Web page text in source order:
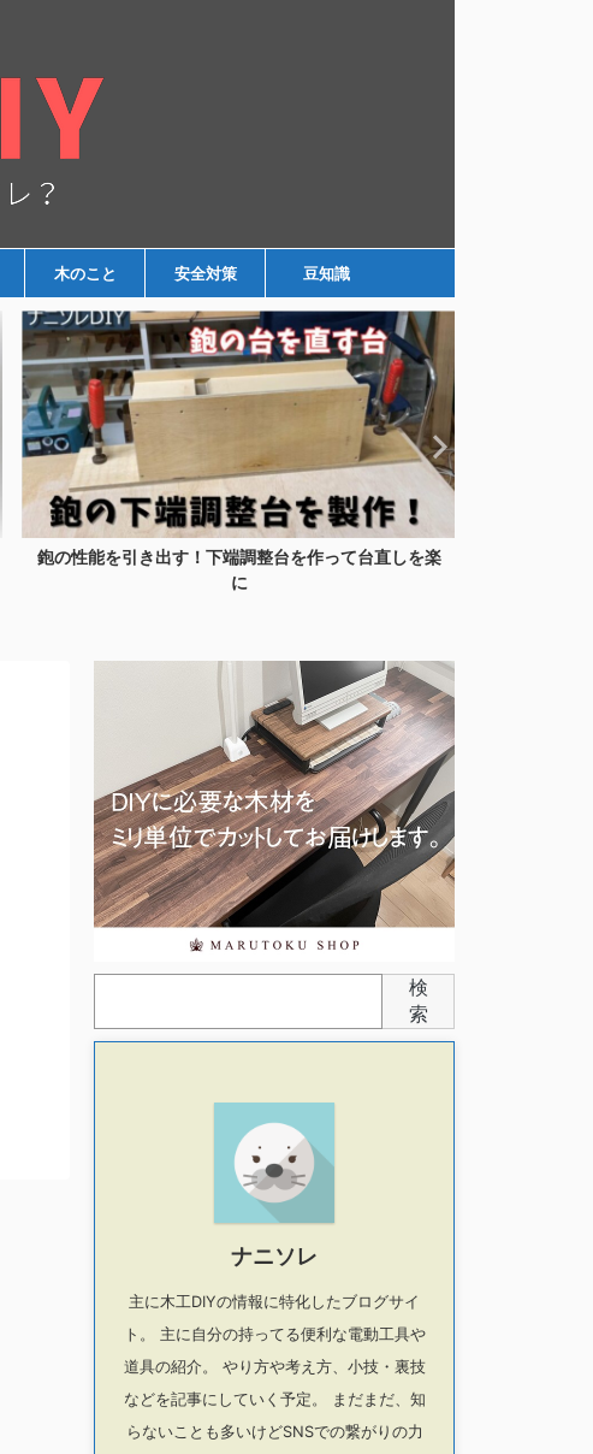
木のこと 安全対策 豆知識
おすすめの手鋸（のこぎり）。DIYで使いやすい１本
を選...
検
索
ナニソレ
主に木工DIYの情報に特化したブログサイ
ト。 主に自分の持ってる便利な電動工具や
道具の紹介。 やり方や考え方、小技・裏技
などを記事にしていく予定。 まだまだ、知
らないことも多いけどSNSでの繋がりの力